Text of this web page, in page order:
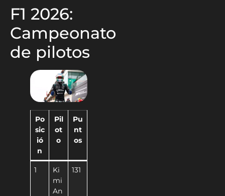
F1 2026:
Campeonato
de pilotos
Po
sic
ió
n
Pil
ot
o
Pu
nt
os
1
Ki
mi
An
131